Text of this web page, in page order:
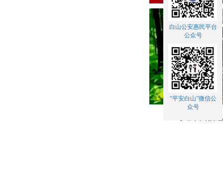
习近平回信
白山公安惠民平台
公众号
“平安白山”微信公
众号